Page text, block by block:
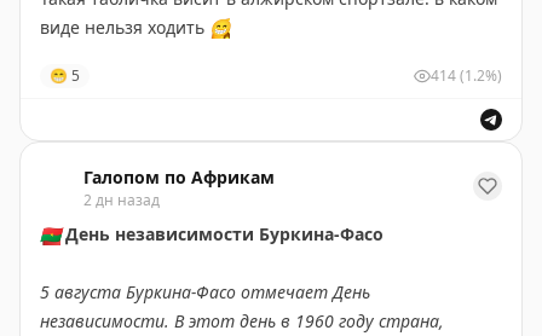
Кирилл опустился на 17-е место, Сергей — на 31-е, а
виде нельзя ходить 😁
😁 5 414(1.2%)
Галопом по Африкам
2 дн назад
🇧🇫 День независимости Буркина-Фасо
5 августа Буркина-Фасо отмечает День
независимости. В этот день в 1960 году страна,